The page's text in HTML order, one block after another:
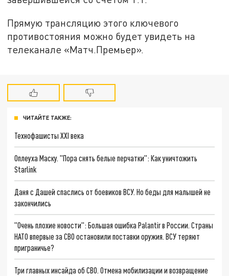
Прямую трансляцию этого ключевого
противостояния можно будет увидеть на
телеканале «Матч.Премьер».
ЧИТАЙТЕ ТАКЖЕ:
Технофашисты XXI века
Оплеуха Маску. "Пора снять белые перчатки": Как уничтожить
Starlink
Даня с Дашей спаслись от боевиков ВСУ. Но беды для малышей не
закончились
"Очень плохие новости": Большая ошибка Palantir в России. Страны
НАТО впервые за СВО остановили поставки оружия. ВСУ теряют
приграничье?
Три главных инсайда об СВО. Отмена мобилизации и возвращение